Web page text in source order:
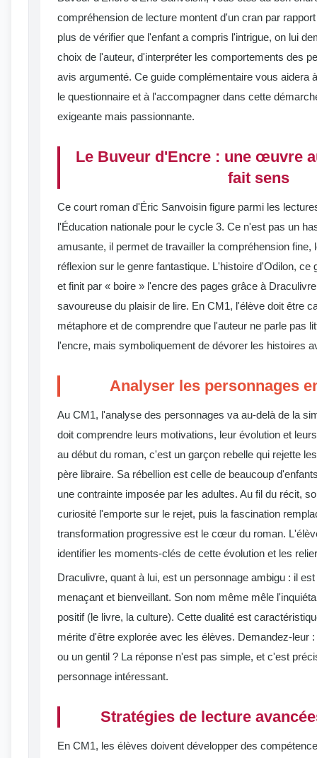
compréhension de lecture montent d'un cran par
plus de vérifier que l'enfant a compris l'intrigue, on lui
choix de l'auteur, d'interpréter les comportements des
avis argumenté. Ce guide complémentaire vous aidera
le questionnaire et à l'accompagner dans cette
exigeante mais passionnante.
Le Buveur d'Encre : une œuvre
fait sens
Ce court roman d'Éric Sanvoisin figure parmi les
l'Éducation nationale pour le cycle 3. Ce n'est pas un
amusante, il permet de travailler la compréhension fine,
réflexion sur le genre fantastique. L'histoire d'Odilon, ce
et finit par « boire » l'encre des pages grâce à
savoureuse du plaisir de lire. En CM1, l'élève doit être
métaphore et de comprendre que l'auteur ne parle pas
l'encre, mais symboliquement de dévorer les histoires
Analyser les personnages
Au CM1, l'analyse des personnages va au-delà de la
doit comprendre leurs motivations, leur évolution et
au début du roman, c'est un garçon rebelle qui rejette
père libraire. Sa rébellion est celle de beaucoup
une contrainte imposée par les adultes. Au fil du récit,
curiosité l'emporte sur le rejet, puis la fascination
transformation progressive est le cœur du roman.
identifier les moments-clés de cette évolution et les
Draculivre, quant à lui, est un personnage ambigu : il
menaçant et bienveillant. Son nom même mêle
positif (le livre, la culture). Cette dualité est
mérite d'être explorée avec les élèves. Demandez-leur
ou un gentil ? La réponse n'est pas simple, et c'est
personnage intéressant.
Stratégies de lecture
En CM1, les élèves doivent développer des